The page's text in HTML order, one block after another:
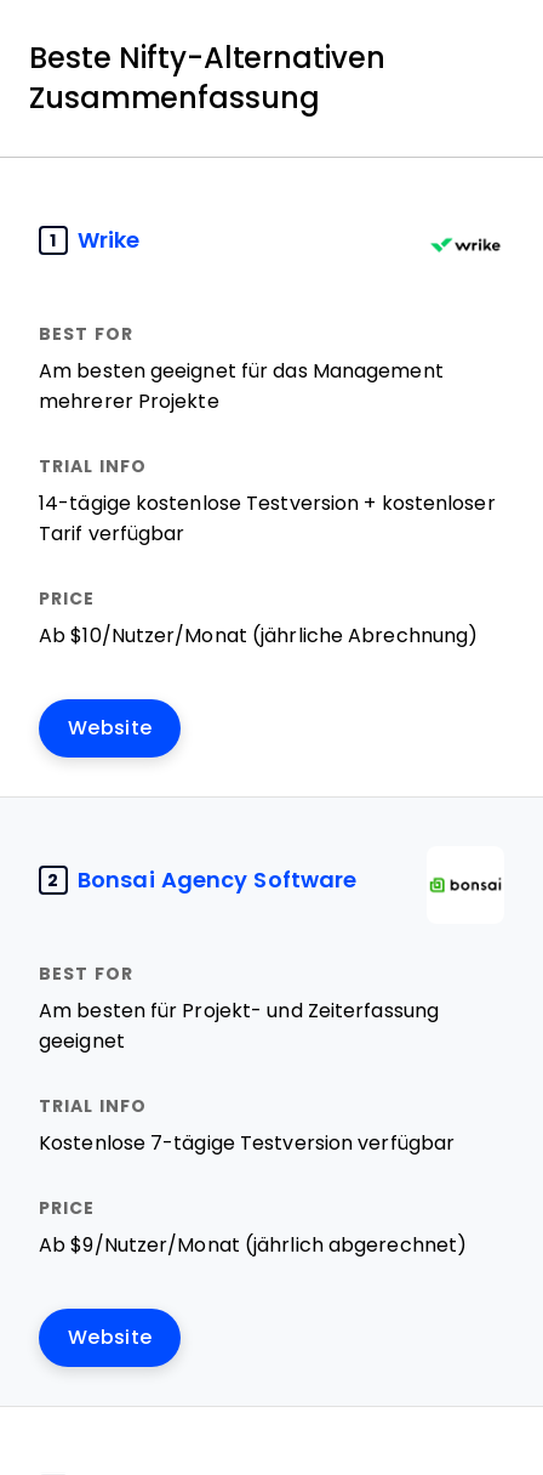
Beste Nifty-Alternativen
Zusammenfassung
1 Wrike
Am besten geeignet für das Management
mehrerer Projekte
14-tägige kostenlose Testversion + kostenloser
Tarif verfügbar
Ab $10/Nutzer/Monat (jährliche Abrechnung)
Website
2 Bonsai Agency Software
Am besten für Projekt- und Zeiterfassung
geeignet
Kostenlose 7-tägige Testversion verfügbar
Ab $9/Nutzer/Monat (jährlich abgerechnet)
Website